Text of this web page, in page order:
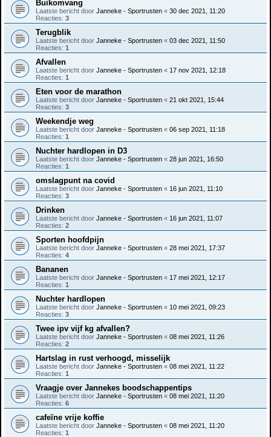
Buikomvang
Laatste bericht door Janneke - Sportrusten « 30 dec 2021, 11:20
Reacties: 3
Terugblik
Laatste bericht door Janneke - Sportrusten « 03 dec 2021, 11:50
Reacties: 1
Afvallen
Laatste bericht door Janneke - Sportrusten « 17 nov 2021, 12:18
Reacties: 1
Eten voor de marathon
Laatste bericht door Janneke - Sportrusten « 21 okt 2021, 15:44
Reacties: 3
Weekendje weg
Laatste bericht door Janneke - Sportrusten « 06 sep 2021, 11:18
Reacties: 1
Nuchter hardlopen in D3
Laatste bericht door Janneke - Sportrusten « 28 jun 2021, 16:50
Reacties: 1
omslagpunt na covid
Laatste bericht door Janneke - Sportrusten « 16 jun 2021, 11:10
Reacties: 3
Drinken
Laatste bericht door Janneke - Sportrusten « 16 jun 2021, 11:07
Reacties: 2
Sporten hoofdpijn
Laatste bericht door Janneke - Sportrusten « 28 mei 2021, 17:37
Reacties: 4
Bananen
Laatste bericht door Janneke - Sportrusten « 17 mei 2021, 12:17
Reacties: 1
Nuchter hardlopen
Laatste bericht door Janneke - Sportrusten « 10 mei 2021, 09:23
Reacties: 3
Twee ipv vijf kg afvallen?
Laatste bericht door Janneke - Sportrusten « 08 mei 2021, 11:26
Reacties: 2
Hartslag in rust verhoogd, misselijk
Laatste bericht door Janneke - Sportrusten « 08 mei 2021, 11:22
Reacties: 1
Vraagje over Jannekes boodschappentips
Laatste bericht door Janneke - Sportrusten « 08 mei 2021, 11:20
Reacties: 6
cafeïne vrije koffie
Laatste bericht door Janneke - Sportrusten « 08 mei 2021, 11:20
Reacties: 1